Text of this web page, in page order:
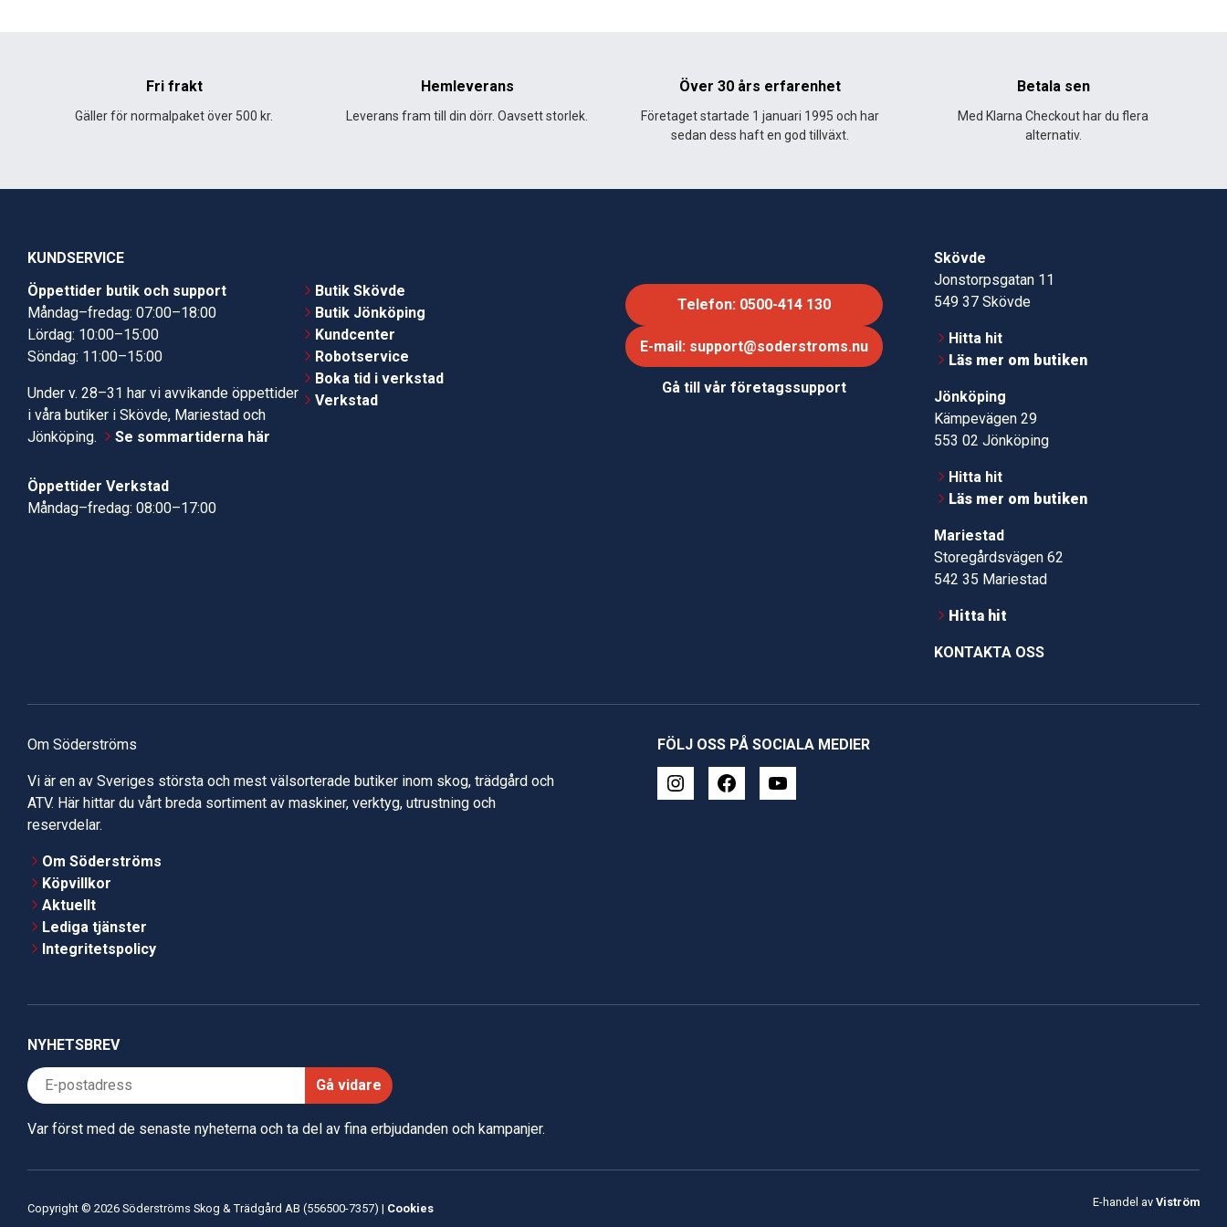
Fri frakt
Gäller för normalpaket över 500 kr.
Hemleverans
Leverans fram till din dörr. Oavsett storlek.
Över 30 års erfarenhet
Företaget startade 1 januari 1995 och har
sedan dess haft en god tillväxt.
Betala sen
Med Klarna Checkout har du flera
alternativ.
KUNDSERVICE
Öppettider butik och support
Måndag–fredag: 07:00–18:00
Lördag: 10:00–15:00
Söndag: 11:00–15:00
Under v. 28–31 har vi avvikande öppettider
i våra butiker i Skövde, Mariestad och
Jönköping.
Se sommartiderna här
Öppettider Verkstad
Måndag–fredag: 08:00–17:00
Butik Skövde
Butik Jönköping
Kundcenter
Robotservice
Boka tid i verkstad
Verkstad
Telefon: 0500-414 130
E-mail: support@soderstroms.nu
Gå till vår företagssupport
Skövde
Jonstorpsgatan 11
549 37 Skövde
Hitta hit
Läs mer om butiken
Jönköping
Kämpevägen 29
553 02 Jönköping
Hitta hit
Läs mer om butiken
Mariestad
Storegårdsvägen 62
542 35 Mariestad
Hitta hit
KONTAKTA OSS
Om Söderströms
Vi är en av Sveriges största och mest välsorterade butiker inom skog, trädgård och
ATV. Här hittar du vårt breda sortiment av maskiner, verktyg, utrustning och
reservdelar.
Om Söderströms
Köpvillkor
Aktuellt
Lediga tjänster
Integritetspolicy
FÖLJ OSS PÅ SOCIALA MEDIER
NYHETSBREV
Gå vidare
Var först med de senaste nyheterna och ta del av fina erbjudanden och kampanjer.
Copyright © 2026 Söderströms Skog & Trädgård AB (556500-7357) | Cookies E-handel av Viström